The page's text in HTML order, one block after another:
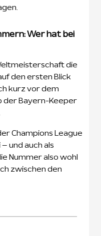
Wer hat bei
die
den ersten Blick
kurz vor dem
der Bayern-Keeper
Champions League
und auch als
Nummer also wohl
zwischen den